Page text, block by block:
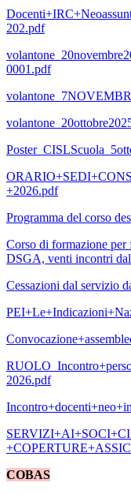
202.pdf
0001.pdf
+2026.pdf
Programma del corso
Corso di formazione
DSGA, venti incontri
Cessazioni dal servizio
2026.pdf
COBAS